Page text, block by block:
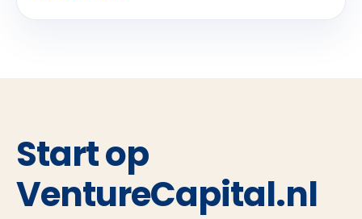
Start op
VentureCapital.nl